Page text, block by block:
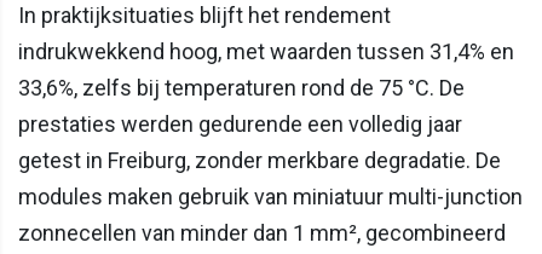
In praktijksituaties blijft het rendement
indrukwekkend hoog, met waarden tussen 31,4% en
33,6%, zelfs bij temperaturen rond de 75 °C. De
prestaties werden gedurende een volledig jaar
getest in Freiburg, zonder merkbare degradatie. De
modules maken gebruik van miniatuur multi-junction
zonnecellen van minder dan 1 mm², gecombineerd